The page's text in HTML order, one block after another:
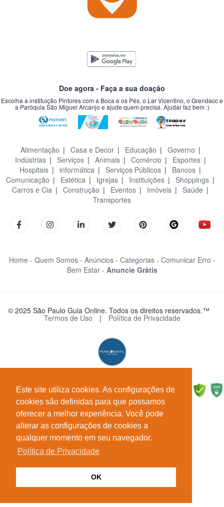
Este site utiliza cookies. As configurações de
cookies são definidas para que possamos
oferecer a melhor experiência. Você pode
alterar as configurações de cookies a
qualquer momento em seu navegador.
Política de Privacidade
OK
Doe agora - Faça a sua doação
Escolha a instituição Pintores com a Boca e os Pés, o Lar Vicentino, o Grendacc e
a Paróquia São Miguel Arcanjo e ajude quem precisa. Ajudar faz bem :)
Alimentação | Casa e Decor| Educação | Governo |
Indústrias| Serviços| Animais| Comércio | Esportes|
Hospitais | informática | Serviços Públicos | Bancos |
Comunicação | Estética | Igrejas | Instituições | Shoppings |
Carros e Cia | Construção | Eventos | Imóveis | Saúde |
Transportes
Home - Quem Somos - Anúncios - Categorias - Comunicar Erro -
Bem Estar - Anuncie Grátis
© 2025 São Paulo Guia Online. Todos os direitos reservados.™
Termos de Uso | Política de Privacidade